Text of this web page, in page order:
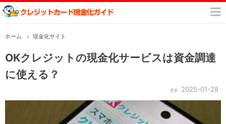
ホーム 現金化サイト
OKクレジットの現金化サービスは資金調達
に使える？
2025-01-28